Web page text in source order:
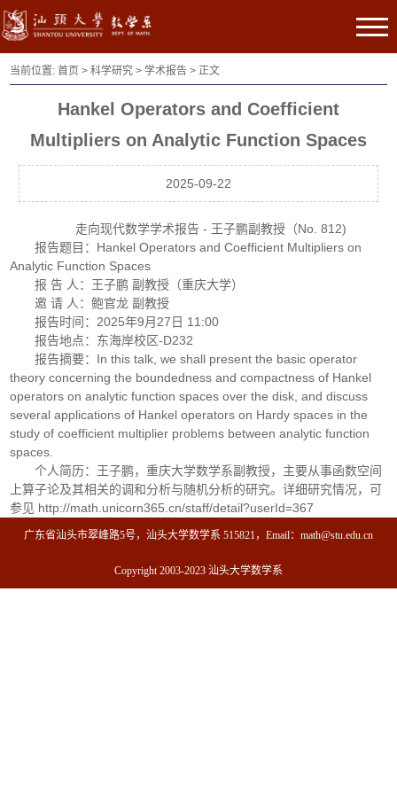
当前位置:首页 >科学研究 >学术报告 > 正文
Hankel Operators and Coefficient
Multipliers on Analytic Function Spaces
2025-09-22
走向现代数学学术报告 - 王子鹏副教授（No. 812)
报告题目：Hankel Operators and Coefficient Multipliers on
Analytic Function Spaces
报 告 人：王子鹏 副教授（重庆大学）
邀 请 人：鲍官龙 副教授
报告时间：2025年9月27日 11:00
报告地点：东海岸校区-D232
报告摘要：In this talk, we shall present the basic operator
theory concerning the boundedness and compactness of Hankel
operators on analytic function spaces over the disk, and discuss
several applications of Hankel operators on Hardy spaces in the
study of coefficient multiplier problems between analytic function
spaces.
个人简历：王子鹏，重庆大学数学系副教授，主要从事函数空间
上算子论及其相关的调和分析与随机分析的研究。详细研究情况，可
参见 http://math.unicorn365.cn/staff/detail?userId=367
广东省汕头市翠峰路5号，汕头大学数学系 515821，Email：math@stu.edu.cn
Copyright 2003-2023 汕头大学数学系